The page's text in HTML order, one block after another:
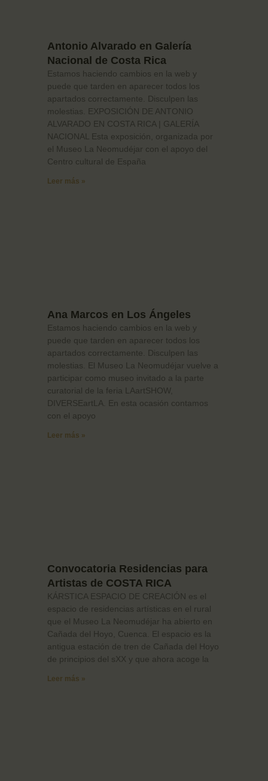
Antonio Alvarado en Galería
Nacional de Costa Rica
Estamos haciendo cambios en la web y
puede que tarden en aparecer todos los
apartados correctamente. Disculpen las
molestias. EXPOSICIÓN DE ANTONIO
ALVARADO EN COSTA RICA | GALERÍA
NACIONAL Esta exposición, organizada por
el Museo La Neomudéjar con el apoyo del
Centro cultural de España
Leer más »
Ana Marcos en Los Ángeles
Estamos haciendo cambios en la web y
puede que tarden en aparecer todos los
apartados correctamente. Disculpen las
molestias. El Museo La Neomudéjar vuelve a
participar como museo invitado a la parte
curatorial de la feria LAartSHOW,
DIVERSEartLA. En esta ocasión contamos
con el apoyo
Leer más »
Convocatoria Residencias para
Artistas de COSTA RICA
KÁRSTICA ESPACIO DE CREACIÓN es el
espacio de residencias artísticas en el rural
que el Museo La Neomudéjar ha abierto en
Cañada del Hoyo, Cuenca. El espacio es la
antigua estación de tren de Cañada del Hoyo
de principios del sXX y que ahora acoge la
Leer más »